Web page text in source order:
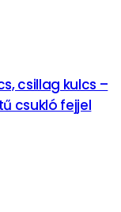
csillag kulcs –
csukló fejjel